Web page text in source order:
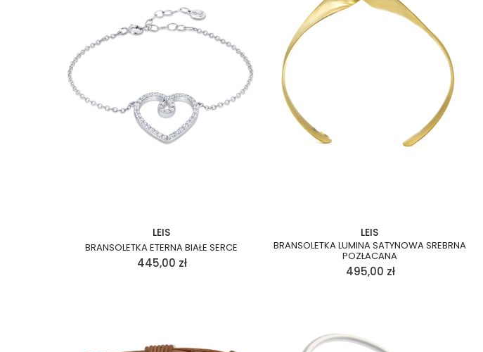
LEIS
BRANSOLETKA ETERNA BIAŁE SERCE
445,00 zł
LEIS
BRANSOLETKA LUMINA SATYNOWA SREBRNA
POZŁACANA
495,00 zł